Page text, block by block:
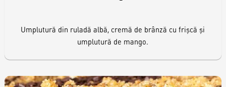
Umplutură din ruladă albă, cremă de brânză cu frişcă şi
umplutură de mango.